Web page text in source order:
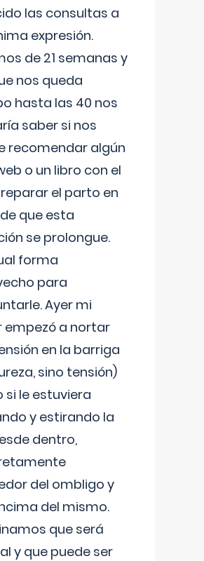
las consultas a
expresión.
de 21 semanas y
nos queda
hasta las 40 nos
saber si nos
recomendar algún
o un libro con el
el parto en
que esta
se prolongue.
forma
para
Ayer mi
empezó a nortar
en la barriga
sino tensión)
si le estuviera
y estirando la
dentro,
del ombligo y
del mismo.
que será
y que puede ser